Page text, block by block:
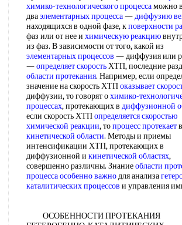
химико-технологического процессаможно
дваэлементарных процесса—диффузию
находящихся в одной фазе, кповерхности
фаз или от нее и химическую реакцию
из фаз. В зависимости от того, какой из
элементарных процессов — диффузия или
—определяет скоростьХТП, последние
области протекания. Например, если
значение на скорость ХТПоказывает
диффузии, то говорят охимико-
процессах, протекающих в диффузионной
если скорость ХТПопределяется скоростью
химической реакции, топроцесс протекаетв
кинетической области. Методы и приемы
интенсификации ХТП, протекающих в
диффузионной и кинетической областях,
совершенно различны. Знаниеобласти
процессаособенно важнодля анализа
каталитических процессов и управления
ОСОБЕННОСТИ ПРОТЕКАНИЯ